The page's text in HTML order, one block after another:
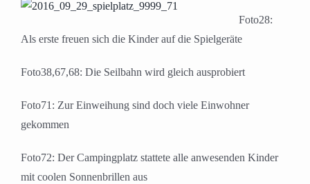
Foto28:
Als erste freuen sich die Kinder auf die Spielgeräte
Foto38,67,68: Die Seilbahn wird gleich ausprobiert
Foto71: Zur Einweihung sind doch viele Einwohner
gekommen
Foto72: Der Campingplatz stattete alle anwesenden Kinder
mit coolen Sonnenbrillen aus